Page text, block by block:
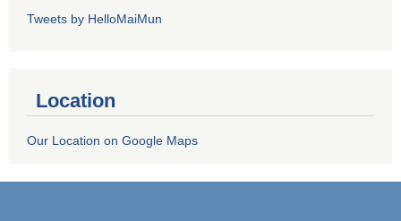
Tweets by HelloMaiMun
Location
Our Location on Google Maps